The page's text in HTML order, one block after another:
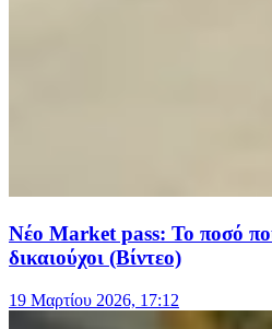
Νέο Market pass: Το ποσό
δικαιούχοι (Βίντεο)
19 Μαρτίου 2026, 17:12